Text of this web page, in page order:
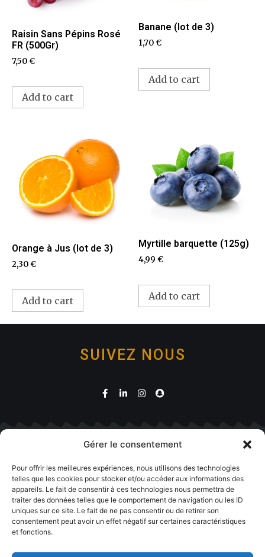
Gérer le consentement
Pour offrir les meilleures expériences, nous utilisons des technologies
telles que les cookies pour stocker et/ou accéder aux informations des
appareils. Le fait de consentir à ces technologies nous permettra de
traiter des données telles que le comportement de navigation ou les ID
uniques sur ce site. Le fait de ne pas consentir ou de retirer son
consentement peut avoir un effet négatif sur certaines caractéristiques
et fonctions.
Raisin Sans Pépins Rosé
FR (500Gr)
7,50€
Add to cart
Banane (lot de 3)
1,70€
Add to cart
Orange à Jus (lot de 3)
2,30€
Add to cart
Myrtille barquette (125g)
4,99 €
Add to cart
SUIVEZ NOUS